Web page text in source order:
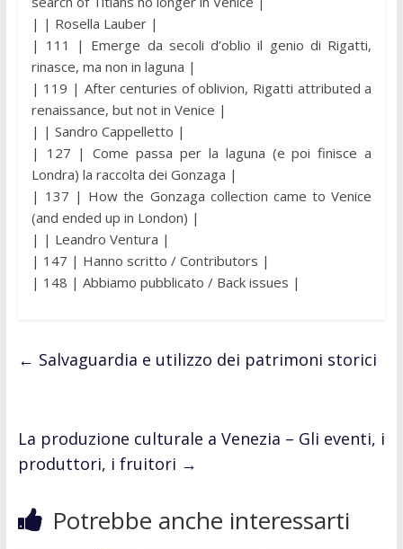
| | Rosella Lauber |
| 111 | Emerge da secoli d’oblio il genio di Rigatti,
rinasce, ma non in laguna |
| 119 | After centuries of oblivion, Rigatti attributed a
renaissance, but not in Venice |
| | Sandro Cappelletto |
| 127 | Come passa per la laguna (e poi finisce a
Londra) la raccolta dei Gonzaga |
| 137 | How the Gonzaga collection came to Venice
(and ended up in London) |
| | Leandro Ventura |
| 147 | Hanno scritto / Contributors |
| 148 | Abbiamo pubblicato / Back issues |
← Salvaguardia e utilizzo dei patrimoni storici
La produzione culturale a Venezia – Gli eventi, i
produttori, i fruitori →
Potrebbe anche interessarti